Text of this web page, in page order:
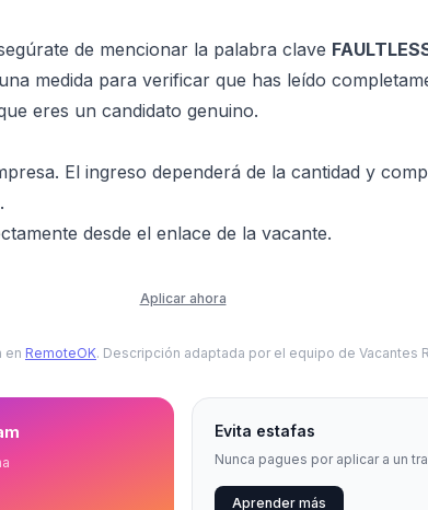
de mencionar la palabra clave
medida para verificar que has leído
eres un candidato genuino.
El ingreso dependerá de la cantidad y
desde el enlace de la vacante.
Aplicar ahora
en RemoteOK. Descripción adaptada por el equipo de Vacantes
Evita estafas
Nunca pagues por aplicar a un
Aprender más